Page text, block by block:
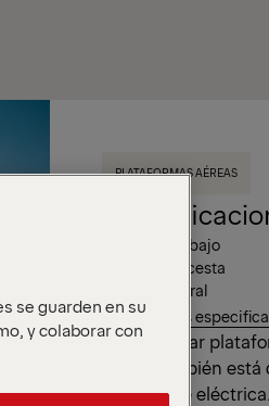
PLATAFORMAS AÉREAS
Altura de trabajo
Carga de la cesta
Alcance lateral
Ver todas las
Esta popular
altura también
totalmente
se guarden en su
y colaborar con